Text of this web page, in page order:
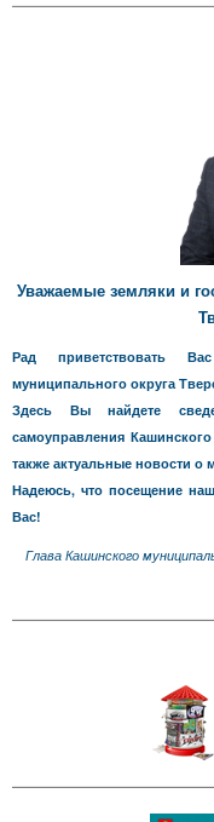
Уважаемые земляки и
Рад приветствовать
муниципального округа
Здесь Вы найдете
самоуправления
также актуальные новости о
Надеюсь, что посещение
Вас!
Глава Кашинского